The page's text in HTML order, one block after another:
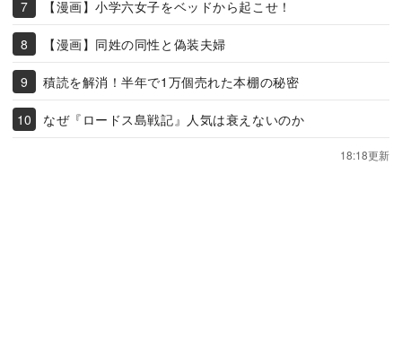
【漫画】小学六女子をベッドから起こせ！
【漫画】同姓の同性と偽装夫婦
積読を解消！半年で1万個売れた本棚の秘密
なぜ『ロードス島戦記』人気は衰えないのか
18:18更新